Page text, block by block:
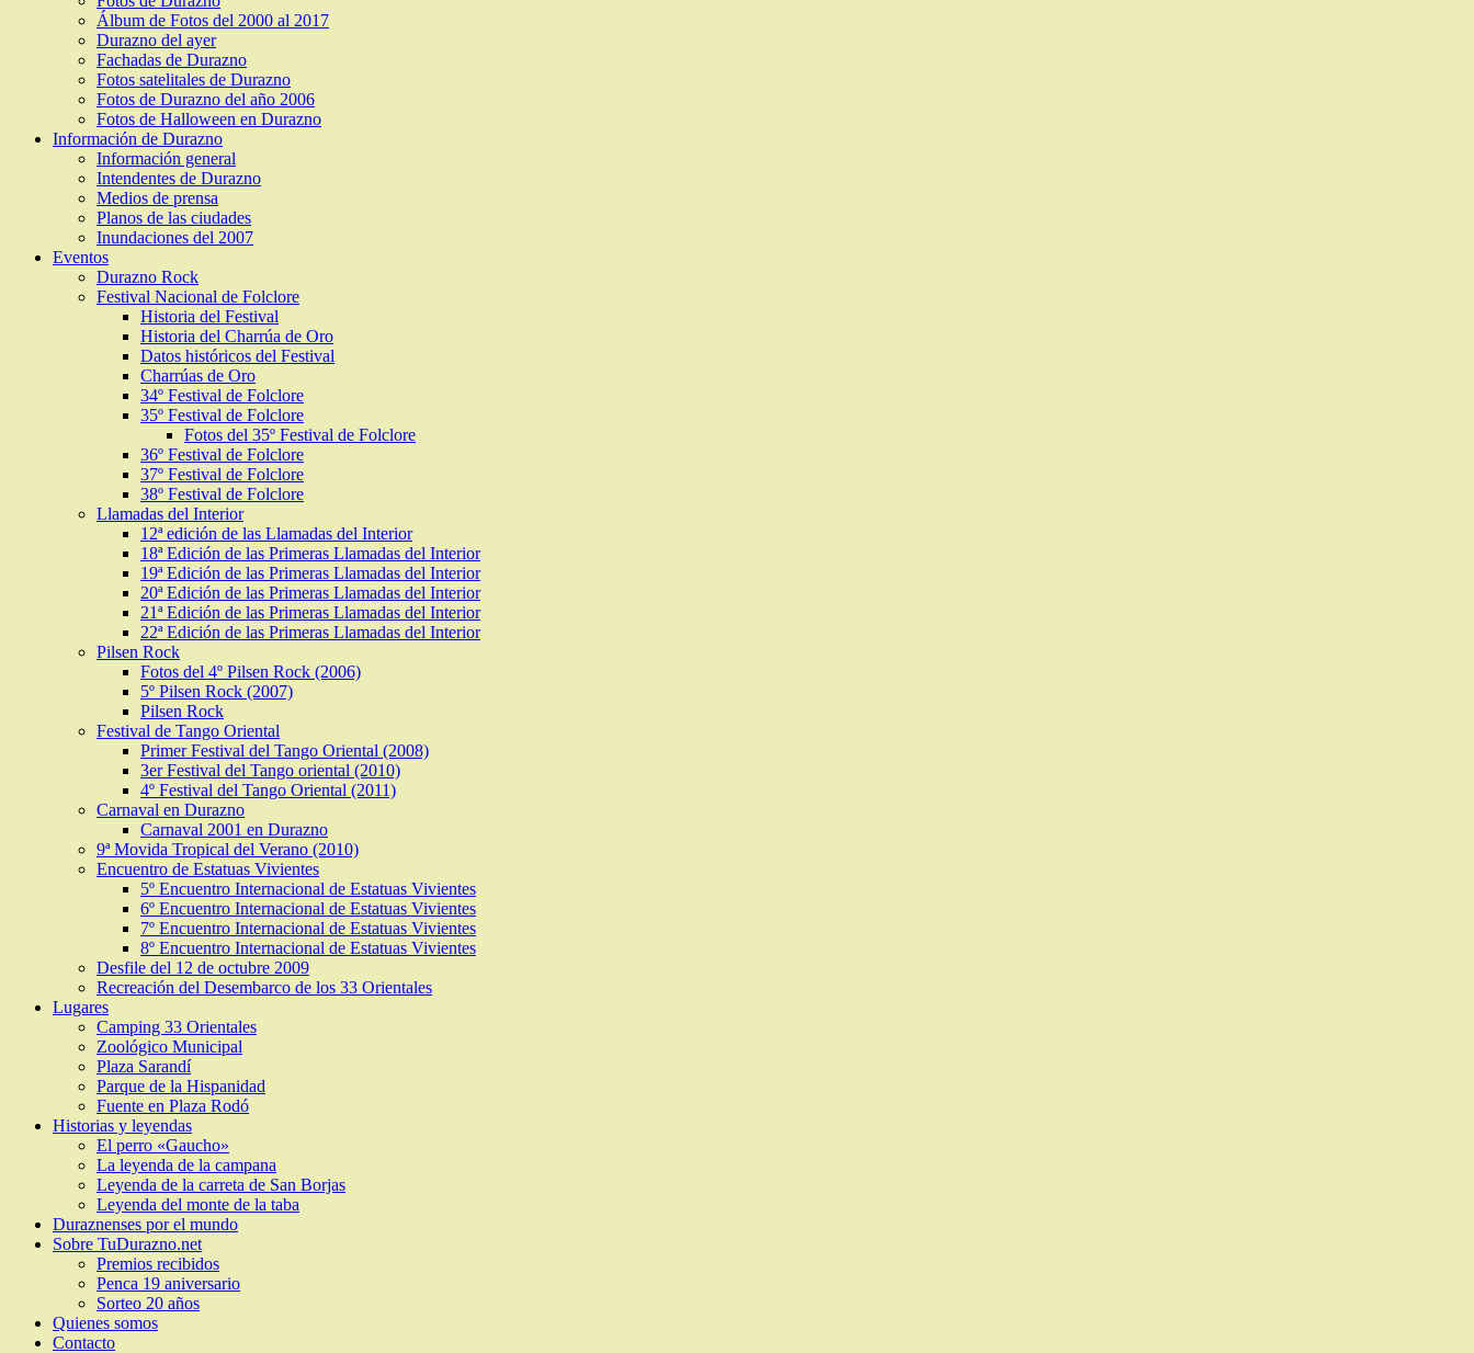
Álbum de Fotos del 2000 al 2017
Durazno del ayer
Fachadas de Durazno
Fotos satelitales de Durazno
Fotos de Durazno del año 2006
Fotos de Halloween en Durazno
Información de Durazno
Información general
Intendentes de Durazno
Medios de prensa
Planos de las ciudades
Inundaciones del 2007
Eventos
Durazno Rock
Festival Nacional de Folclore
Historia del Festival
Historia del Charrúa de Oro
Datos históricos del Festival
Charrúas de Oro
34º Festival de Folclore
35º Festival de Folclore
Fotos del 35º Festival de Folclore
36º Festival de Folclore
37º Festival de Folclore
38º Festival de Folclore
Llamadas del Interior
12ª edición de las Llamadas del Interior
18ª Edición de las Primeras Llamadas del Interior
19ª Edición de las Primeras Llamadas del Interior
20ª Edición de las Primeras Llamadas del Interior
21ª Edición de las Primeras Llamadas del Interior
22ª Edición de las Primeras Llamadas del Interior
Pilsen Rock
Fotos del 4º Pilsen Rock (2006)
5º Pilsen Rock (2007)
Pilsen Rock
Festival de Tango Oriental
Primer Festival del Tango Oriental (2008)
3er Festival del Tango oriental (2010)
4º Festival del Tango Oriental (2011)
Carnaval en Durazno
Carnaval 2001 en Durazno
9ª Movida Tropical del Verano (2010)
Encuentro de Estatuas Vivientes
5º Encuentro Internacional de Estatuas Vivientes
6º Encuentro Internacional de Estatuas Vivientes
7º Encuentro Internacional de Estatuas Vivientes
8º Encuentro Internacional de Estatuas Vivientes
Desfile del 12 de octubre 2009
Recreación del Desembarco de los 33 Orientales
Lugares
Camping 33 Orientales
Zoológico Municipal
Plaza Sarandí
Parque de la Hispanidad
Fuente en Plaza Rodó
Historias y leyendas
El perro «Gaucho»
La leyenda de la campana
Leyenda de la carreta de San Borjas
Leyenda del monte de la taba
Duraznenses por el mundo
Sobre TuDurazno.net
Premios recibidos
Penca 19 aniversario
Sorteo 20 años
Quienes somos
Contacto